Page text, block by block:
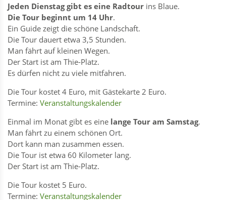
Jeden Dienstag gibt es eine Radtour ins Blaue.
Die Tour beginnt um 14 Uhr.
Ein Guide zeigt die schöne Landschaft.
Die Tour dauert etwa 3,5 Stunden.
Man fährt auf kleinen Wegen.
Der Start ist am Thie-Platz.
Es dürfen nicht zu viele mitfahren.
Die Tour kostet 4 Euro, mit Gästekarte 2 Euro.
Termine: Veranstaltungskalender
Einmal im Monat gibt es eine lange Tour am Samstag.
Man fährt zu einem schönen Ort.
Dort kann man zusammen essen.
Die Tour ist etwa 60 Kilometer lang.
Der Start ist am Thie-Platz.
Die Tour kostet 5 Euro.
Termine: Veranstaltungskalender